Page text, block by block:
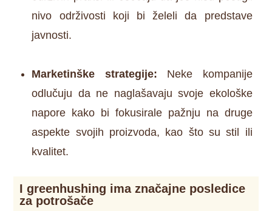
nivo održivosti koji bi želeli da predstave
javnosti.
Marketinške strategije: Neke kompanije
odlučuju da ne naglašavaju svoje ekološke
napore kako bi fokusirale pažnju na druge
aspekte svojih proizvoda, kao što su stil ili
kvalitet.
I greenhushing ima značajne posledice
za potrošače